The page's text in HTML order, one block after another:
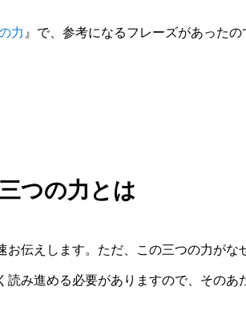
力 』で、参考になるフレーズがあった
つの力とは
伝えします。ただ、この三つの力がな
み進める必要がありますので、そのあ